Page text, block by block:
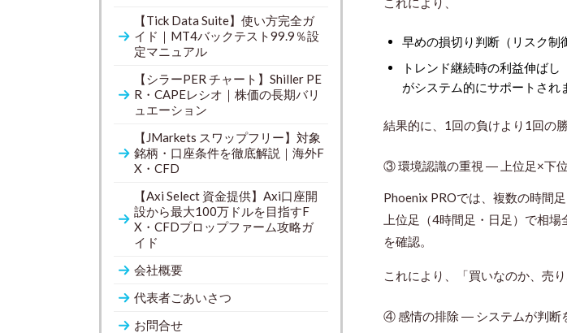
早めの損切り判断（リスク制
トレンド継続時の利益伸ばし
がシステム的にサポートされ
結果的に、 1回の負けより1回の
③ 環境認識の重視 ― 上位足×下
Phoenix PROでは、複数の時間
上位足（4時間足・日足）で相
を確認。
これにより、「買いなのか、売
④ 感情の排除 ― システムが判断
【Tick Data Suite】使い方完全ガ
イド｜MT4バックテスト99.9％設
定マニュアル
【シラーPER チャート】Shiller PE
R・CAPEレシオ｜株価の長期バリ
ュエーション
【JMarkets スワップフリー】対象
銘柄・口座条件を徹底解説｜海外F
X・CFD
【Axi Select 資金提供】Axi口座開
設から最大100万ドルを目指すF
X・CFDプロップファーム攻略ガ
イド
会社概要
代表者ごあいさつ
お問合せ